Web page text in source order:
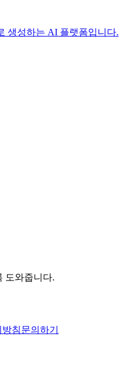
생성하는 AI 플랫폼입니다.
도와줍니다.
침문의하기